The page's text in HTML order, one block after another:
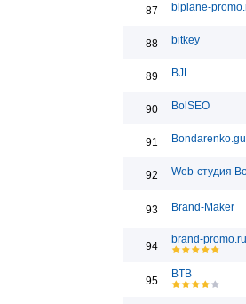
87 biplane-
88 bitkey
89 BJL
90 BolSEO
91
92 Web-студия
93 Brand-Maker
94
brand-promo.ru
95
BTB